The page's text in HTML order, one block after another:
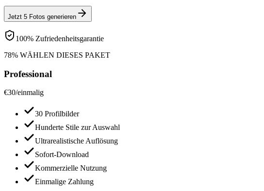
Jetzt 5 Fotos generieren
100% Zufriedenheitsgarantie
78% WÄHLEN DIESES PAKET
Professional
€30/einmalig
30 Profilbilder
Hunderte Stile zur Auswahl
Ultrarealistische Auflösung
Sofort-Download
Kommerzielle Nutzung
Einmalige Zahlung